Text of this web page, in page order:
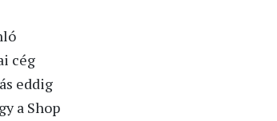
cég
eddig
a Shop